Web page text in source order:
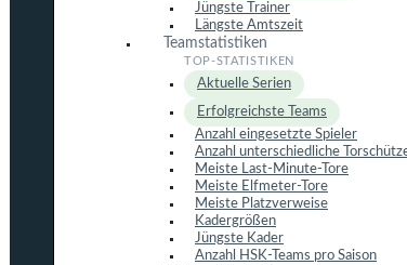
Jüngste Trainer
Längste Amtszeit
Teamstatistiken
Aktuelle Serien
Erfolgreichste Teams
Anzahl eingesetzte Spieler
Anzahl unterschiedliche
Meiste Last-Minute-Tore
Meiste Elfmeter-Tore
Meiste Platzverweise
Kadergrößen
Jüngste Kader
Anzahl HSK-Teams pro Saison